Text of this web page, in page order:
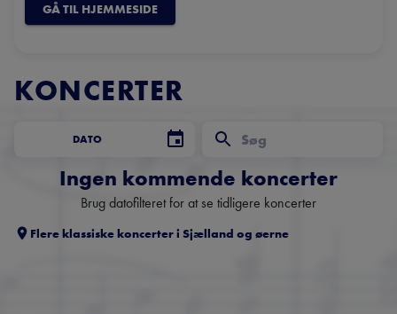
GÅ TIL HJEMMESIDE
KONCERTER
DATO
Ingen kommende koncerter
Brug datofilteret for at se tidligere koncerter
Flere klassiske koncerter i Sjælland og øerne